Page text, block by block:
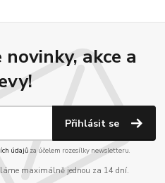
akce a
Přihlásit se
údajůza účelem rozesílky newsletteru.
maximálně jednou za 14 dní.